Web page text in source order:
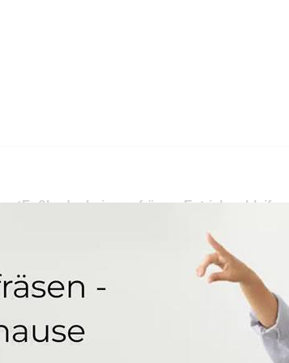
✓Fußbodenheizung fräsen, Estrich